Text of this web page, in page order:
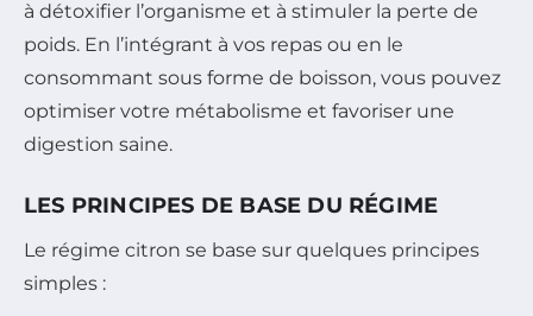
à détoxifier l’organisme et à stimuler la perte de
poids. En l’intégrant à vos repas ou en le
consommant sous forme de boisson, vous pouvez
optimiser votre métabolisme et favoriser une
digestion saine.
LES PRINCIPES DE BASE DU RÉGIME
Le régime citron se base sur quelques principes
simples :